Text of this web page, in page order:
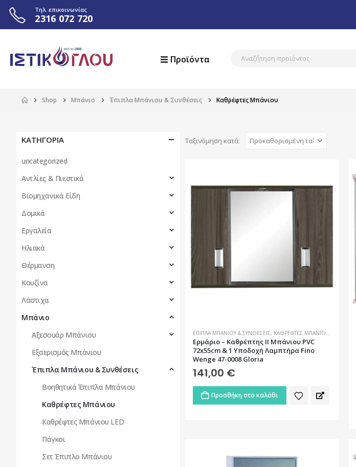
Τηλ. επικοινωνίας
2316 072 720
Προϊόντα
Shop Μπάνιο Έπιπλα Μπάνιου & Συνθέσεις Καθρέφτες Μπάνιου
Ταξινόμηση κατά:
ΈΠΙΠΛΑ ΜΠΆΝΙΟΥ & ΣΥΝΘΈΣΕΙΣ, ΚΑΘΡΈΦΤΕΣ ΜΠΆΝΙΟΥ ,
Ερμάριο – Καθρέπτης II Μπάνιου PVC
72x55cm & 1 Υποδοχή Λαμπτήρα Fino
Wenge 47-0008 Gloria
141,00 €
Προσθήκη στο καλάθι
ΚΑΤΗΓΟΡΙΑ
uncategorized
Αντλίες & Πιεστικά
Βιομηχανικά Είδη
Δομικά
Εργαλεία
Ηλιακά
Θέρμανση
Κουζίνα
Λάστιχα
Μπάνιο
Αξεσουάρ Μπάνιου
Εξαερισμός Μπάνιου
Έπιπλα Μπάνιου & Συνθέσεις
Βοηθητικά Έπιπλα Μπάνιου
Καθρέφτες Μπάνιου
Καθρέφτες Μπάνιου LED
Πάγκοι
Σετ Έπιπλο Μπάνιου